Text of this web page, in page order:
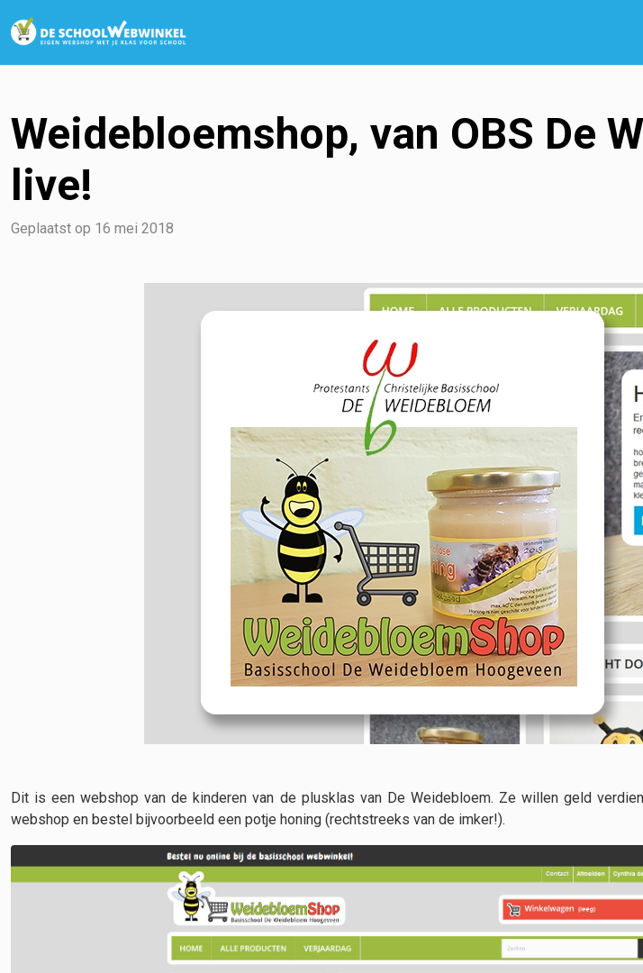
Weidebloemshop, van OBS De
live!
Geplaatst op 16 mei 2018
Dit is een webshop van de kinderen van de plusklas van De Weidebloem. Ze willen geld
webshop en bestel bijvoorbeeld een potje honing (rechtstreeks van de imker!).